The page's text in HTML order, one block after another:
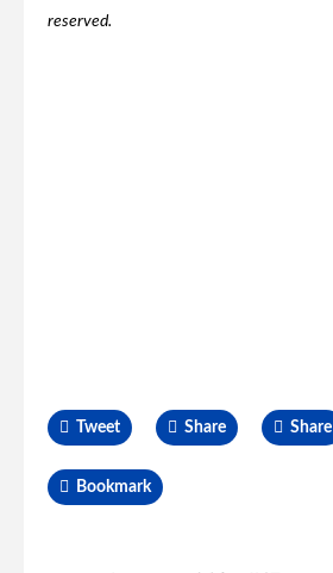
reserved.
Tweet Share Share
Bookmark